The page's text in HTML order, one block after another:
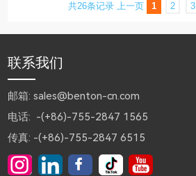
共26条记录 上一页 1 2 3
联系我们
邮箱: sales@benton-cn.com
电话: -(+86)-755-2847 1565
传真: -(+86)-755-2847 6515